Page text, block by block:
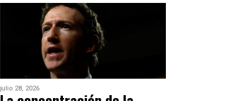
julio 28, 2026